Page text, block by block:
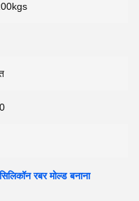
रबर मोल्ड बनाना